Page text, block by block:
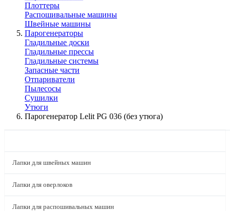
Плоттеры
Распошивальные машины
Швейные машины
Парогенераторы
Гладильные доски
Гладильные прессы
Гладильные системы
Запасные части
Отпариватели
Пылесосы
Сушилки
Утюги
Парогенератор Lelit PG 036 (без утюга)
Лапки для швейных машин
Лапки для оверлоков
Лапки для распошивальных машин